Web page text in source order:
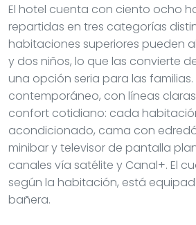
El hotel cuenta con ciento ocho
repartidas en tres categorías
habitaciones superiores pueden
y dos niños, lo que las convierte
una opción seria para las familias.
contemporáneo, con líneas
confort cotidiano: cada
acondicionado, cama con
minibar y televisor de pantalla
canales vía satélite y Canal+. El
según la habitación, está
bañera.